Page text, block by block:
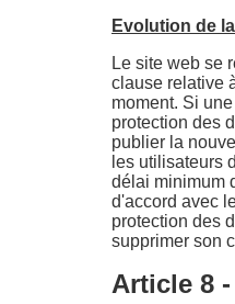
Evolution de
Le site web se
clause relative
moment. Si
protection des
publier la
les utilisateurs
délai minimum
d'accord avec
protection des
supprimer son
Article 8